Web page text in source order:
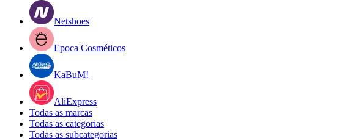
Netshoes
Epoca Cosméticos
KaBuM!
AliExpress
Todas as marcas
Todas as categorias
Todas as subcategorias